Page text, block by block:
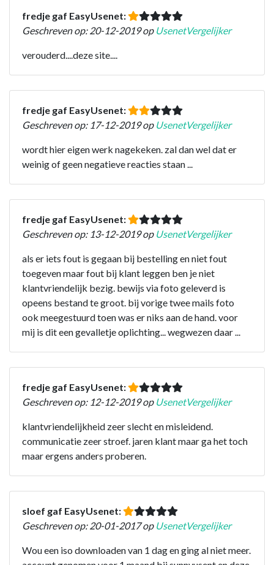
fredje gaf EasyUsenet:
Geschreven op: 20-12-2019 op UsenetVergelijker
verouderd....deze site....
fredje gaf EasyUsenet:
Geschreven op: 17-12-2019 op UsenetVergelijker
wordt hier eigen werk nagekeken. zal dan wel dat er
weinig of geen negatieve reacties staan ...
fredje gaf EasyUsenet:
Geschreven op: 13-12-2019 op UsenetVergelijker
als er iets fout is gegaan bij bestelling en niet fout
toegeven maar fout bij klant leggen ben je niet
klantvriendelijk bezig. bewijs via foto geleverd is
opeens bestand te groot. bij vorige twee mails foto
ook meegestuurd toen was er niks aan de hand. voor
mij is dit een gevalletje oplichting... wegwezen daar ...
fredje gaf EasyUsenet:
Geschreven op: 12-12-2019 op UsenetVergelijker
klantvriendelijkheid zeer slecht en misleidend.
communicatie zeer stroef. jaren klant maar ga het toch
maar ergens anders proberen.
sloef gaf EasyUsenet:
Geschreven op: 20-01-2017 op UsenetVergelijker
Wou een iso downloaden van 1 dag en ging al niet meer.